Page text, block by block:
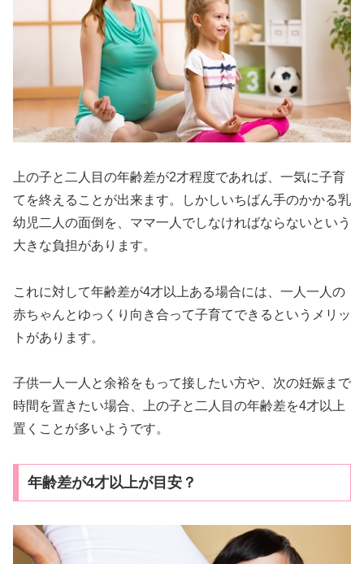
上の子と二人目の年齢差が2才程度であれば、一気に子育
てを終えることが出来ます。しかしいちばん手のかかる乳
幼児二人の面倒を、ママ一人でしなければならないという
大きな負担があります。
これに対して年齢差が4才以上ある場合には、一人一人の
赤ちゃんとゆっくり向き合って子育てできるというメリッ
トがあります。
子供一人一人と余裕をもって接したい方や、次の妊娠まで
時間を置きたい場合、上の子と二人目の年齢差を4才以上
置くことが多いようです。
年齢差が4才以上が目安？